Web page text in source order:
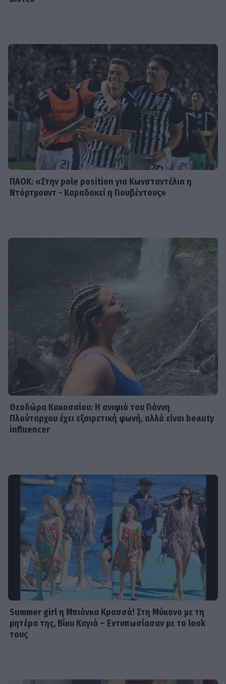
αποδόσεις από το Pamestoixima.gr
SHOWBIZ
Summer girl η Μπιάνκα Κρασσά! Στη
Μύκονο με τη μητέρα της, Βίκυ Καγιά
– Εντυπωσίασαν με το look τους
ΠΑΟΚ: «Στην pole position για Κωνσταντέλια η
Ντόρτμουντ - Καραδοκεί η Γιουβέντους»
Θεοδώρα Κακοσαίου: Η ανιψιά του Γιάννη
Πλούταρχου έχει εξαιρετική φωνή, αλλά είναι beauty
influencer
Summer girl η Μπιάνκα Κρασσά! Στη Μύκονο με τη
μητέρα της, Βίκυ Καγιά – Εντυπωσίασαν με το look
τους